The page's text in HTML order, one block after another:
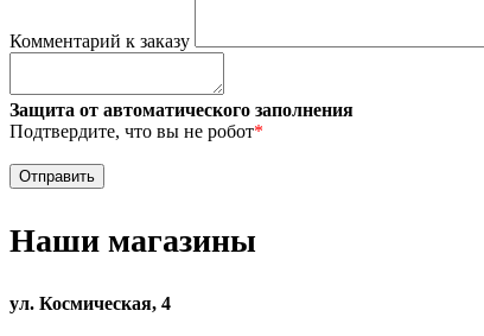
Комментарий к заказу
Защита от автоматического заполнения
Подтвердите, что вы не робот*
Наши магазины
ул. Космическая, 4